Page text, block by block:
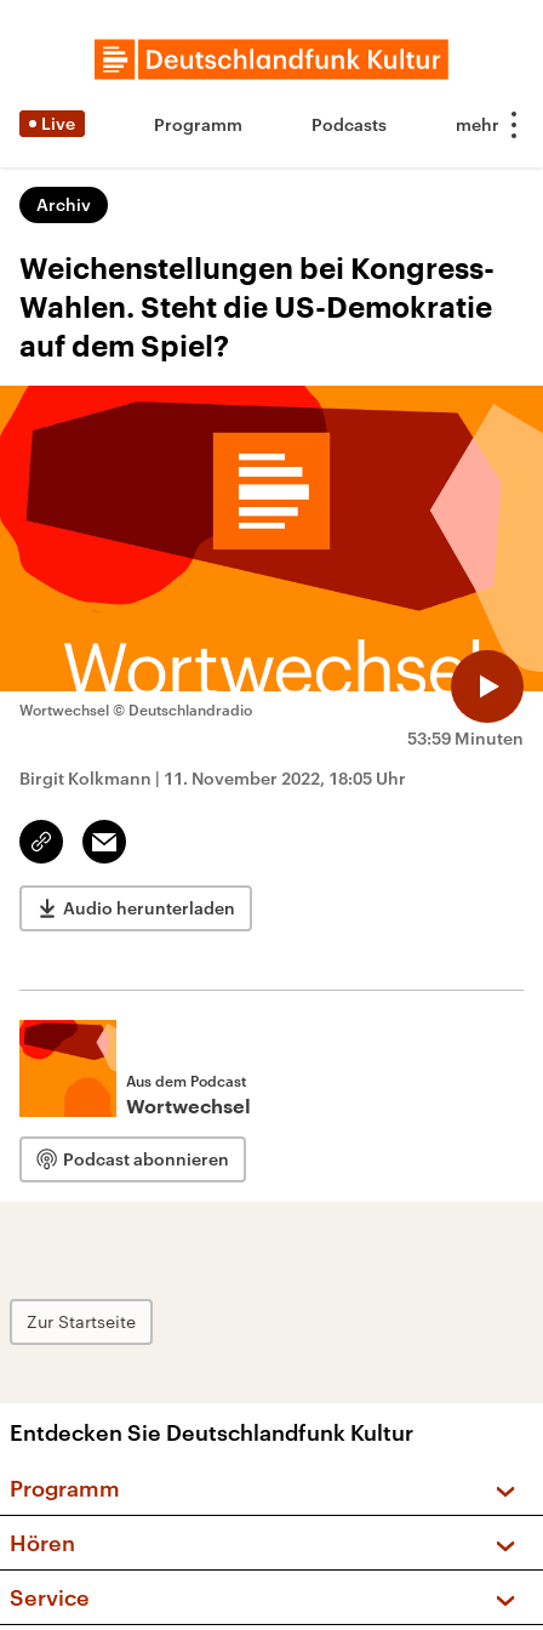
Live Programm Podcasts
Archiv
Weichenstellungen bei Kongress-
Wahlen. Steht die US-Demokratie
auf dem Spiel?
53:59 Minuten
Wortwechsel © Deutschlandradio
Birgit Kolkmann | 11. November 2022, 18:05 Uhr
Link
kopieren/teilen
Email
Audio herunterladen
Aus dem Podcast
Wortwechsel
Podcast abonnieren
Zur Startseite
Entdecken Sie Deutschlandfunk Kultur
Programm
Sendungen und Podcasts
Musikliste
Hören
Service